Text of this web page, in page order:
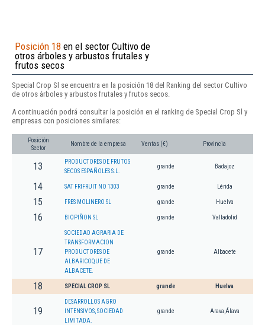
Posición 18 en el sector Cultivo de
otros árboles y arbustos frutales y
frutos secos
Special Crop Sl se encuentra en la posición 18 del Ranking del sector Cultivo
de otros árboles y arbustos frutales y frutos secos.
A continuación podrá consultar la posición en el ranking de Special Crop Sl y
empresas con posiciones similares:
Posición
Sector
Nombre de la empresa Ventas (€) Provincia
13
PRODUCTORES DE FRUTOS
SECOS ESPAÑOLES S.L.
grande Badajoz
14 SAT FRIFRUIT NO 1303 grande Lérida
15 FRES MOLINERO SL grande Huelva
16 BIOPIÑON SL grande Valladolid
17
SOCIEDAD AGRARIA DE
TRANSFORMACION
PRODUCTORES DE
ALBARICOQUE DE
ALBACETE.
grande Albacete
18 SPECIAL CROP SL grande Huelva
19
DESARROLLOS AGRO
INTENSIVOS, SOCIEDAD
LIMITADA.
grande Arava,Álava